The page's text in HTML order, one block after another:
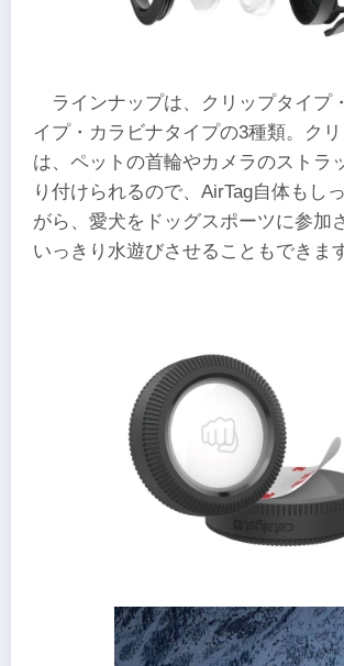
ラインナップは、クリップタイプ
イプ・カラビナタイプの3種類。ク
は、ペットの首輪やカメラのストラ
り付けられるので、AirTag自体もし
がら、愛犬をドッグスポーツに参加
いっきり水遊びさせることもできま